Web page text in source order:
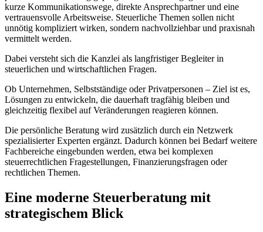
kurze Kommunikationswege, direkte Ansprechpartner und eine
vertrauensvolle Arbeitsweise. Steuerliche Themen sollen nicht
unnötig kompliziert wirken, sondern nachvollziehbar und praxisnah
vermittelt werden.
Dabei versteht sich die Kanzlei als langfristiger Begleiter in
steuerlichen und wirtschaftlichen Fragen.
Ob Unternehmen, Selbstständige oder Privatpersonen – Ziel ist es,
Lösungen zu entwickeln, die dauerhaft tragfähig bleiben und
gleichzeitig flexibel auf Veränderungen reagieren können.
Die persönliche Beratung wird zusätzlich durch ein Netzwerk
spezialisierter Experten ergänzt. Dadurch können bei Bedarf weitere
Fachbereiche eingebunden werden, etwa bei komplexen
steuerrechtlichen Fragestellungen, Finanzierungsfragen oder
rechtlichen Themen.
Eine moderne Steuerberatung mit
strategischem Blick